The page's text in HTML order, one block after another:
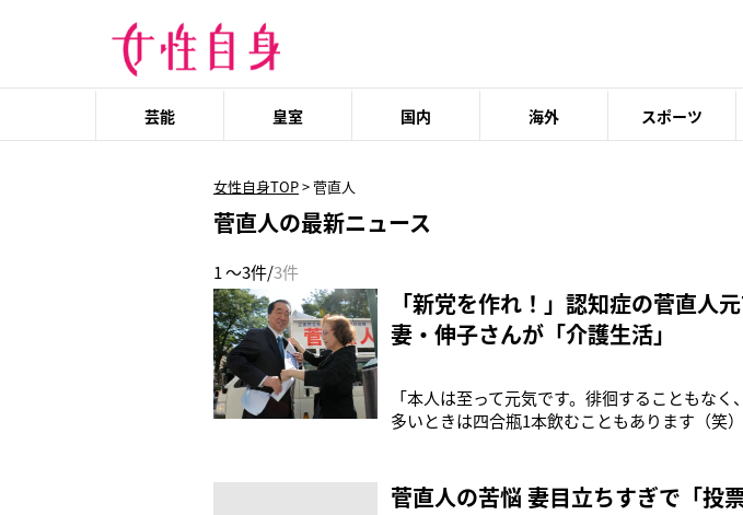
芸能 皇室 国内 海外 スポーツ
女性自身TOP>菅直人
菅直人の最新ニュース
1 ～3件/3件
「新党を作れ！」認知症の菅直
妻・伸子さんが「介護生活」
「本人は至って元気です。徘徊することもな
多いときは四合瓶1本飲むこともあります（笑
菅氏。その後、ほとんど表舞台に姿を現さな
になった。「引退する1
菅直人の苦悩 妻目立ちすぎで「投